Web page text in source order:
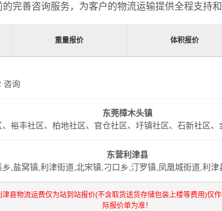
完善咨询服务，为客户的物流运输提供全程支持和
重量报价 体积报价
咨询
东莞樟木头镇
裕丰社区、柏地社区、官仓社区、圩镇社区、石新社区
东营利津县
乡,盐窝镇,利津街道,北宋镇,刁口乡,汀罗镇,凤凰城街道,利津
县物流运费仅为站到站报价(不含取货送货存储包装上楼等费用)仅
际报价单为准！